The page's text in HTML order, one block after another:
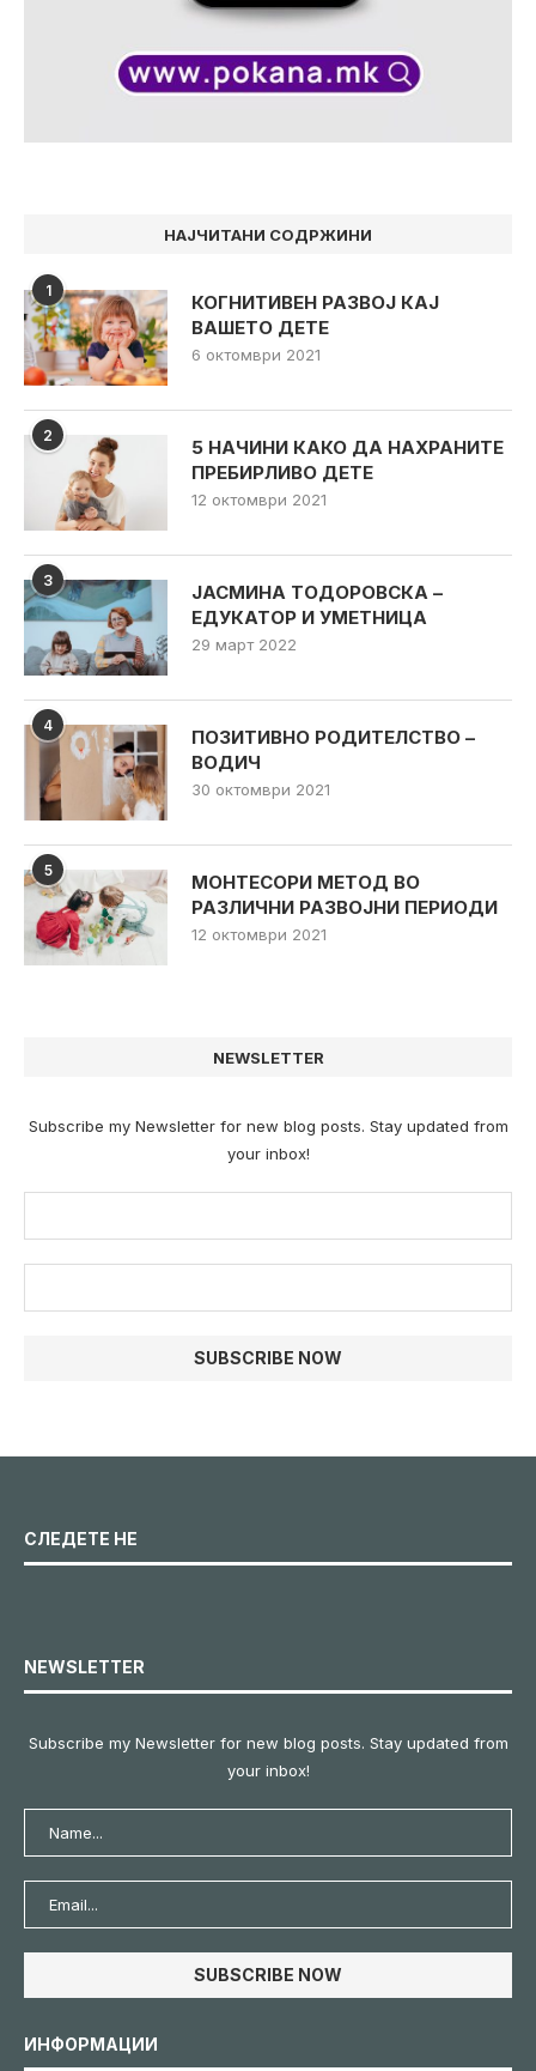
НАЈЧИТАНИ СОДРЖИНИ
1
КОГНИТИВЕН РАЗВОЈ КАЈ
ВАШЕТО ДЕТЕ
6 октомври 2021
2
5 НАЧИНИ КАКО ДА НАХРАНИТЕ
ПРЕБИРЛИВО ДЕТЕ
12 октомври 2021
3
ЈАСМИНА ТОДОРОВСКА –
ЕДУКАТОР И УМЕТНИЦА
29 март 2022
4
ПОЗИТИВНО РОДИТЕЛСТВО –
ВОДИЧ
30 октомври 2021
5
МОНТЕСОРИ МЕТОД ВО
РАЗЛИЧНИ РАЗВОЈНИ ПЕРИОДИ
12 октомври 2021
NEWSLETTER
Subscribe my Newsletter for new blog posts. Stay updated from
your inbox!
СЛЕДЕТЕ НЕ
NEWSLETTER
Subscribe my Newsletter for new blog posts. Stay updated from
your inbox!
ИНФОРМАЦИИ